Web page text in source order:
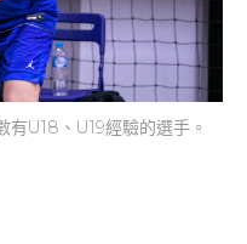
U18、U19經驗的選手。